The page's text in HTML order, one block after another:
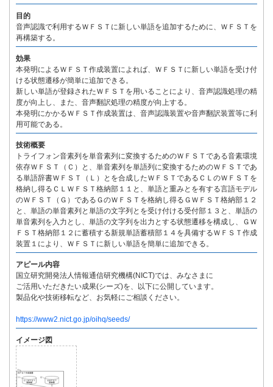
目的
音声認識で利用するＷＦＳＴに新しい単語を追加するために、ＷＦＳＴを
再構築する。
効果
本発明によるＷＦＳＴ作成装置によれば、ＷＦＳＴに新しい単語を受け付
ける状態遷移が簡単に追加できる。
新しい単語が登録されたＷＦＳＴを用いることにより、音声認識処理の精
度が向上し、また、音声翻訳処理の精度が向上する。
本発明にかかるＷＦＳＴ作成装置は、音声認識装置や音声翻訳装置等に利
用可能である。
技術概要
トライフォン音素列を単音素列に変換するためのＷＦＳＴである音素環境
依存ＷＦＳＴ（Ｃ）と、単音素列を単語列に変換するためのＷＦＳＴであ
る単語辞書ＷＦＳＴ（Ｌ）とを合成したＷＦＳＴであるＣＬのＷＦＳＴを
格納し得るＣＬＷＦＳＴ格納部１１と、単語と重みとを有する言語モデル
のＷＦＳＴ（Ｇ）であるＧのＷＦＳＴを格納し得るＧＷＦＳＴ格納部１２
と、単語の単音素列と単語の文字列とを受け付ける受付部１３と、単語の
単音素列を入力とし、単語の文字列を出力とする状態遷移を構成し、ＧＷ
ＦＳＴ格納部１２に蓄積する新規単語蓄積部１４を具備するＷＦＳＴ作成
装置１により、ＷＦＳＴに新しい単語を簡単に追加できる。
アピール内容
国立研究開発法人情報通信研究機構(NICT)では、みなさまに
ご活用いただきたい成果(シーズ)を、以下に公開しています。
製品化や技術移転など、お気軽にご相談ください。
https://www2.nict.go.jp/oihq/seeds/
イメージ図